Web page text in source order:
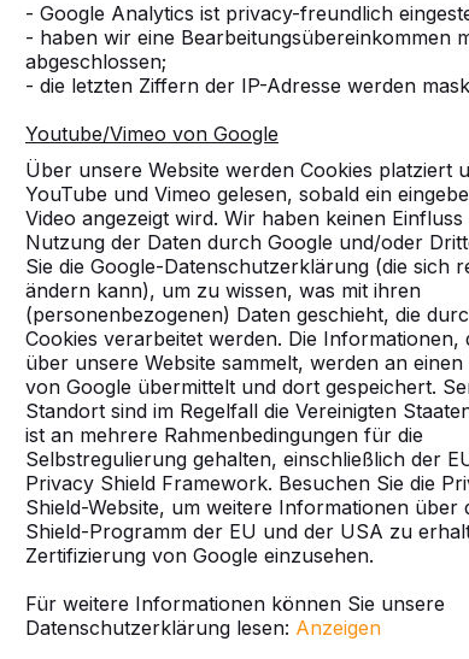
- Google Analytics ist privacy-freundlich
- haben wir eine Bearbeitungsübereinkommen
abgeschlossen;
- die letzten Ziffern der IP-Adresse werden
Youtube/Vimeo von Google
Über unsere Website werden Cookies platziert
YouTube und Vimeo gelesen, sobald ein
Video angezeigt wird. Wir haben keinen Einfluss
Nutzung der Daten durch Google und/oder
Sie die Google-Datenschutzerklärung (die sich
ändern kann), um zu wissen, was mit ihren
(personenbezogenen) Daten geschieht, die
Cookies verarbeitet werden. Die Informationen,
über unsere Website sammelt, werden an
von Google übermittelt und dort gespeichert.
Standort sind im Regelfall die Vereinigten
ist an mehrere Rahmenbedingungen für die
Selbstregulierung gehalten, einschließlich der
Privacy Shield Framework. Besuchen Sie die
Shield-Website, um weitere Informationen über
Shield-Programm der EU und der USA zu
Zertifizierung von Google einzusehen.
Für weitere Informationen können Sie unsere
Datenschutzerklärung lesen: Anzeigen
Tische und Bänke aus Beton?
eine Bodenplatte aus Beton für Tische
sind die Sitzflächen der DeLuxe-
gilt bei der Bestellung von Tischen und
es bei den Produkten von HeBlad?
Bambus?
waagerecht stehen?
gibt HeBlad auf die Tische?
von HeBlad auch mit Werbung versehen